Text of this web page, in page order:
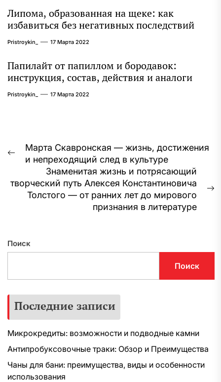
Липома, образованная на щеке: как
избавиться без негативных последствий
Pristroykin_ 17 Марта 2022
Папилайт от папиллом и бородавок:
инструкция, состав, действия и аналоги
Pristroykin_ 17 Марта 2022
Навигация
записям
Предыдущая
Марта Скавронская — жизнь, достижения
и непреходящий след в культуре
Знаменитая жизнь и потрясающий
творческий путь Алексея Константиновича
Толстого — от ранних лет до мирового
признания в литературе
Поиск
Поиск
Последние записи
Микрокредиты: возможности и подводные камни
Антипробуксовочные траки: Обзор и Преимущества
Чаны для бани: преимущества, виды и особенности
использования